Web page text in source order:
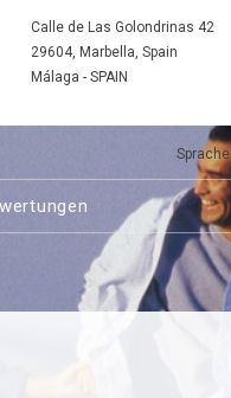
Calle de Las Golondrinas 42
29604, Marbella, Spain
Málaga - SPAIN